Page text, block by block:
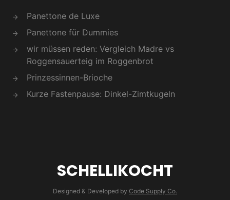
Panettone de Luxe
Panettone für Dummies
wir müssen reden: Vergleich Madre vs
Roggensauerteig im Roggenbrot
Prinzessinnen-Brioche
Kurze Fastenpause: Dinkel-Zimtkugeln
SCHELLIKOCHT
Designed & Developed by Code Supply Co.